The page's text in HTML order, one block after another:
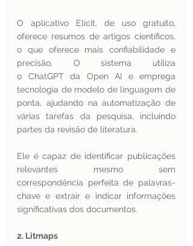
O aplicativo Elicit, de uso gratuito,
oferece resumos de artigos científicos,
o que oferece mais confiabilidade e
precisão. O sistema utiliza
o ChatGPT da Open AI e emprega
tecnologia de modelo de linguagem de
ponta, ajudando na automatização de
várias tarefas da pesquisa, incluindo
partes da revisão de literatura.
Ele é capaz de identificar publicações
relevantes mesmo sem
correspondência perfeita de palavras-
chave e extrair e indicar informações
significativas dos documentos.
2. Litmaps